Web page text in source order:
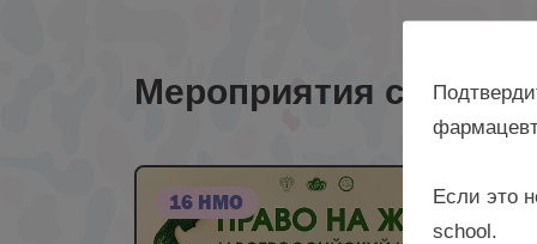
Мероприятия с
16 НМО
Если это
school.